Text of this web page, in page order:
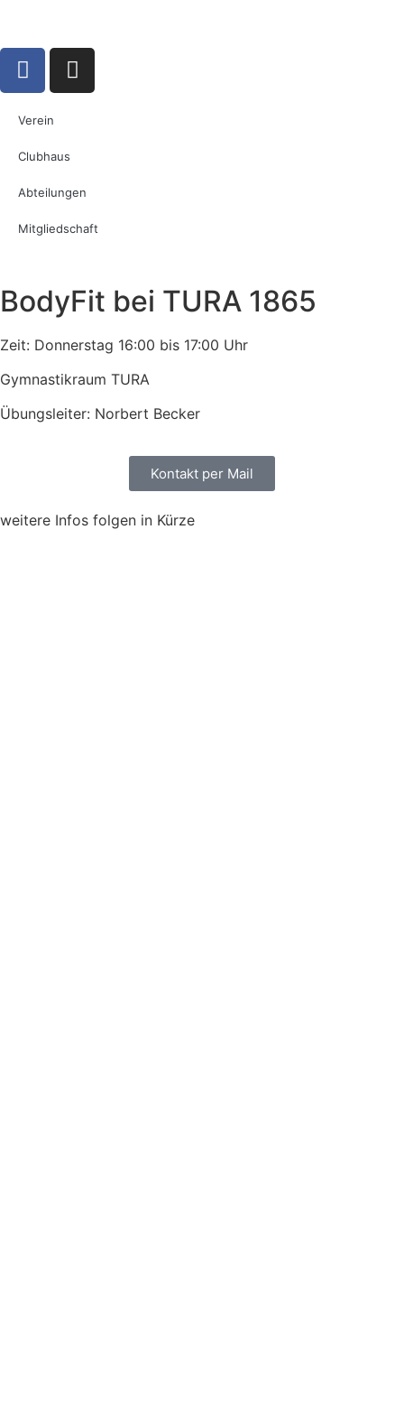
Verein
Clubhaus
Abteilungen
Mitgliedschaft
BodyFit bei TURA 1865
Zeit: Donnerstag 16:00 bis 17:00 Uhr
Gymnastikraum TURA
Übungsleiter: Norbert Becker
Kontakt per Mail
weitere Infos folgen in Kürze